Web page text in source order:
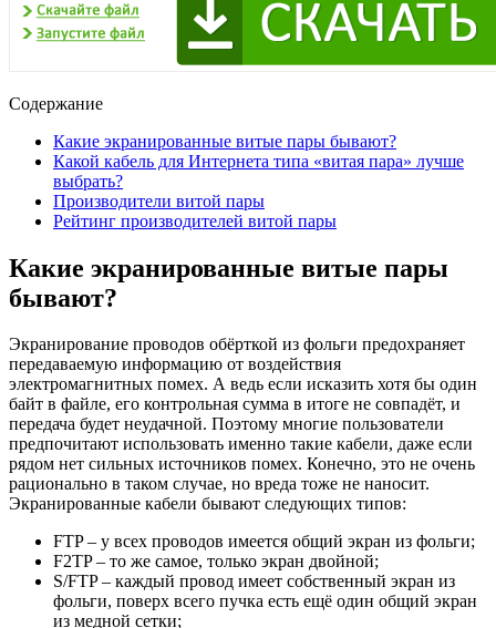
Содержание
Какие экранированные витые пары бывают?
Какой кабель для Интернета типа «витая пара» лучше
выбрать?
Производители витой пары
Рейтинг производителей витой пары
Какие экранированные витые пары
бывают?
Экранирование проводов обёрткой из фольги предохраняет
передаваемую информацию от воздействия
электромагнитных помех. А ведь если исказить хотя бы один
байт в файле, его контрольная сумма в итоге не совпадёт, и
передача будет неудачной. Поэтому многие пользователи
предпочитают использовать именно такие кабели, даже если
рядом нет сильных источников помех. Конечно, это не очень
рационально в таком случае, но вреда тоже не наносит.
Экранированные кабели бывают следующих типов:
FTP – у всех проводов имеется общий экран из фольги;
F2TP – то же самое, только экран двойной;
S/FTP – каждый провод имеет собственный экран из
фольги, поверх всего пучка есть ещё один общий экран
из медной сетки;